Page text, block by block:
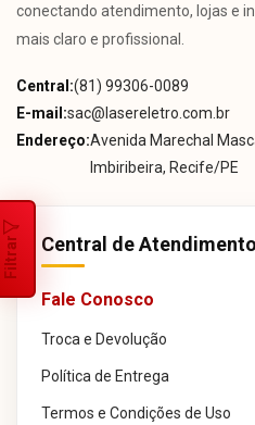
Filtrar
conectando atendimento, lojas e
mais claro e profissional.
Central:(81) 99306-0089
E-mail:sac@lasereletro.com.br
Endereço:Avenida Marechal
Imbiribeira, Recife/PE
Central de Atendimento
Fale Conosco
Troca e Devolução
Política de Entrega
Termos e Condições de Uso